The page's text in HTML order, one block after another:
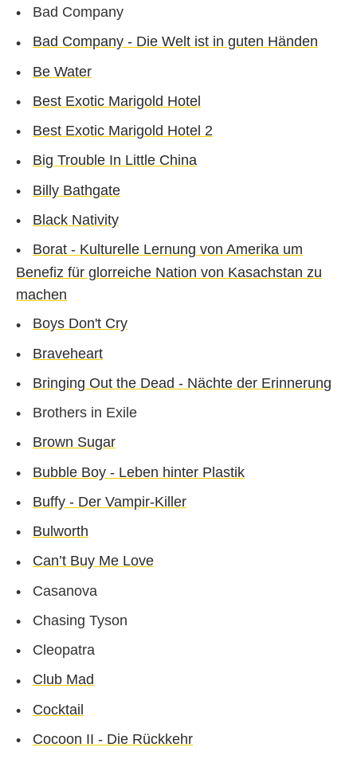
Bad Company
Bad Company - Die Welt ist in guten Händen
Be Water
Best Exotic Marigold Hotel
Best Exotic Marigold Hotel 2
Big Trouble In Little China
Billy Bathgate
Black Nativity
Borat - Kulturelle Lernung von Amerika um
Benefiz für glorreiche Nation von Kasachstan zu
machen
Boys Don't Cry
Braveheart
Bringing Out the Dead - Nächte der Erinnerung
Brothers in Exile
Brown Sugar
Bubble Boy - Leben hinter Plastik
Buffy - Der Vampir-Killer
Bulworth
Can’t Buy Me Love
Casanova
Chasing Tyson
Cleopatra
Club Mad
Cocktail
Cocoon II - Die Rückkehr